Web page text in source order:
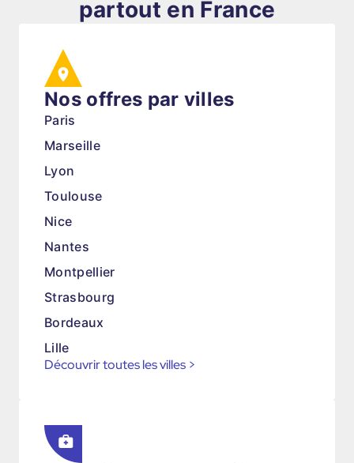
partout en France
Nos offres par villes
Paris
Marseille
Lyon
Toulouse
Nice
Nantes
Montpellier
Strasbourg
Bordeaux
Lille
Découvrir toutes les villes >